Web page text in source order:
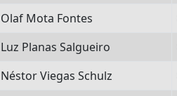
Olaf Mota Fontes
Luz Planas Salgueiro
Néstor Viegas Schulz